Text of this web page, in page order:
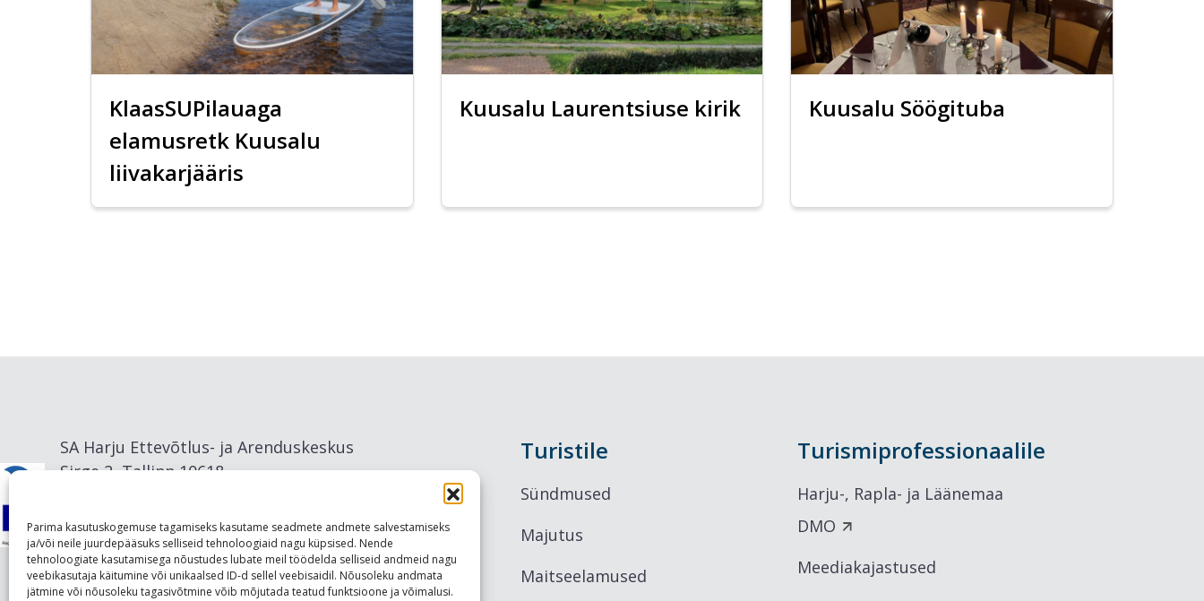
Parima kasutuskogemuse tagamiseks kasutame seadmete andmete salvestamiseks
ja/või neile juurdepääsuks selliseid tehnoloogiaid nagu küpsised. Nende
tehnoloogiate kasutamisega nõustudes lubate meil töödelda selliseid andmeid nagu
veebikasutaja käitumine või unikaalsed ID-d sellel veebisaidil. Nõusoleku andmata
jätmine või nõusoleku tagasivõtmine võib mõjutada teatud funktsioone ja võimalusi.
KlaasSUPilauaga
elamusretk Kuusalu
liivakarjääris
Kuusalu Laurentsiuse kirik Kuusalu Söögituba
SA Harju Ettevõtlus- ja Arenduskeskus
Sirge 2, Tallinn 10618
Turistile
Sündmused
Majutus
Maitseelamused
Turismiprofessionaalile
Harju-, Rapla- ja Läänemaa
DMO
Meediakajastused